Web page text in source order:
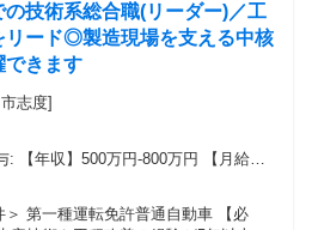
技術系総合職(リーダー)／工
リード◎製造現場を支える中核
できます
志度]
】